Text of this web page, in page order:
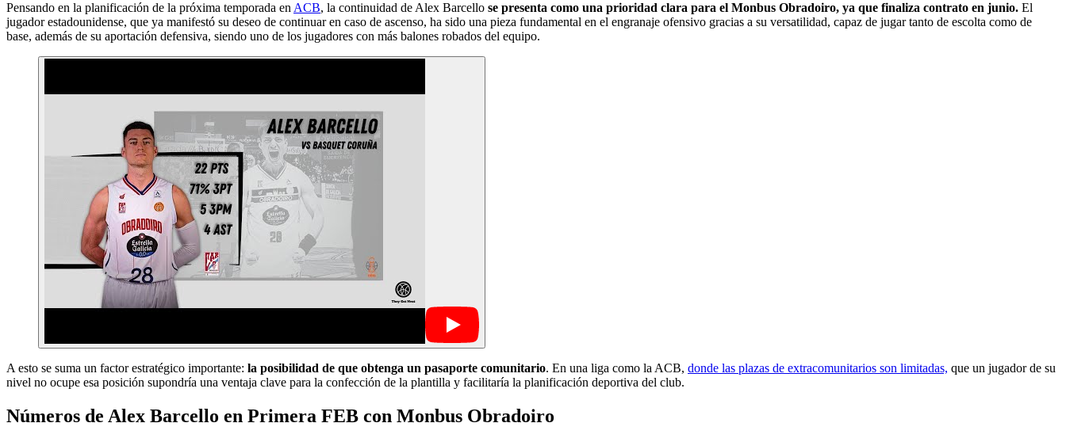
Pensando en la planificación de la próxima temporada enACB, la continuidad de Alex Barcello se presenta como una prioridad clara para el Monbus Obradoiro, ya que finaliza contrato en junio. El
jugador estadounidense, que ya manifestó su deseo de continuar en caso de ascenso, ha sido una pieza fundamental en el engranaje ofensivo gracias a su versatilidad, capaz de jugar tanto de escolta como de
base, además de su aportación defensiva, siendo uno de los jugadores con más balones robados del equipo.
A esto se suma un factor estratégico importante: la posibilidad de que obtenga un pasaporte comunitario. En una liga como la ACB, donde las plazas de extracomunitarios son limitadas, que un jugador de su
nivel no ocupe esa posición supondría una ventaja clave para la confección de la plantilla y facilitaría la planificación deportiva del club.
Números de Alex Barcello en Primera FEB con Monbus Obradoiro